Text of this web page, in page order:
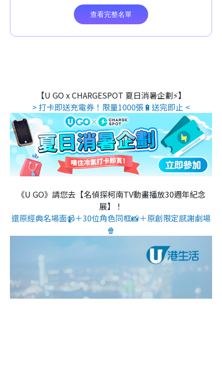
【U GO x CHARGESPOT 夏日消暑企劃⚡】
> 打卡即送充電券！限量1000張🔋送完即止 <
《U GO》請您去【名偵探柯南TV動畫播放30週年紀念
展】！
還原經典名場面📹＋30位角色同框📸＋原創限定感謝劇場
🍿